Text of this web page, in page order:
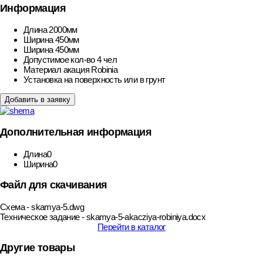
Информация
Длина 2000мм
Ширина 450мм
Ширина 450мм
Допустимое кол-во 4 чел
Материал акация Robinia
Установка на поверхность или в грунт
Добавить в заявку
Дополнительная информация
Длина0
Ширина0
Файл для скачивания
Схема - skamya-5.dwg
Техническое задание - skamya-5-akacziya-robiniya.docx
Перейти в каталог
Другие товары